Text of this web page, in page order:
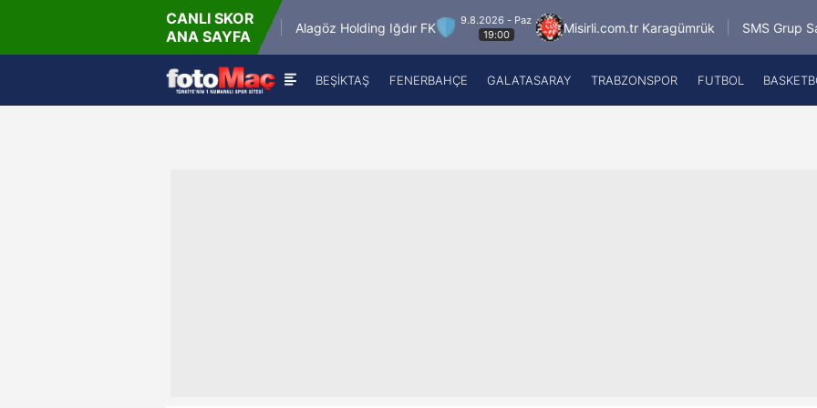
CANLI SKOR
ANA SAYFA
Keçiörengücü Alagöz Holding Iğdır FK
9.8.2026 - Paz
19:00
Misirli.com.tr Karagümrük SMS Grup
BEŞİKTAŞ FENERBAHÇE GALATASARAY TRABZONSPOR FUTBOL